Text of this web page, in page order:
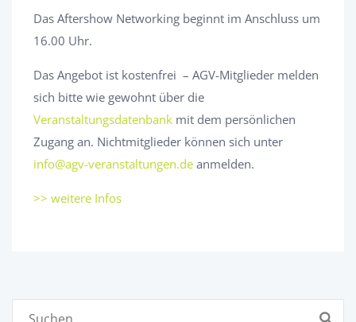
Das Aftershow Networking beginnt im Anschluss um
16.00 Uhr.
Das Angebot ist kostenfrei – AGV-Mitglieder melden
sich bitte wie gewohnt über die
Veranstaltungsdatenbank mit dem persönlichen
Zugang an. Nichtmitglieder können sich unter
info@agv-veranstaltungen.de anmelden.
>> weitere Infos